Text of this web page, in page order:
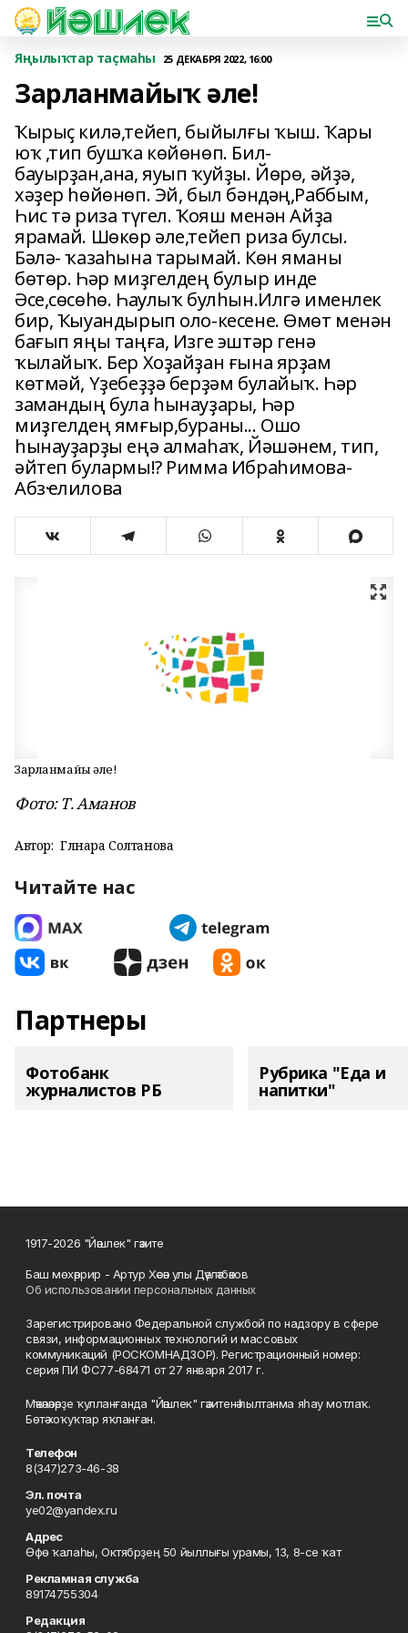
Яңылыҡтар таҫмаһы 25 ДЕКАБРЯ 2022, 16:00
Зарланмайыҡ әле!
Ҡырыҫ килә,тейеп, быйылғы ҡыш. Ҡары
юҡ ,тип бушҡа көйөнөп. Бил-
бауырҙан,ана, яуып ҡуйҙы. Йөрө, әйҙә,
хәҙер һөйөнөп. Эй, был бәндәң,Раббым,
Һис тә риза түгел. Ҡояш менән Айҙа
ярамай. Шөкөр әле,тейеп риза булсы.
Бәлә- ҡазаһына тарымай. Көн яманы
бөтөр. Һәр миҙгелдең булыр инде
Әсе,сөсөһө. Һаулыҡ булһын.Илгә именлек
бир, Ҡыуандырып оло-кесене. Өмөт менән
бағып яңы таңға, Изге эштәр генә
ҡылайыҡ. Бер Хоҙайҙан ғына ярҙам
көтмәй, Үҙебеҙҙә берҙәм булайыҡ. Һәр
замандың була һынауҙары, Һәр
миҙгелдең ямғыр,бураны... Ошо
һынауҙарҙы еңә алмаһаҡ, Йәшәнем, тип,
әйтеп булармы!? Римма Ибраһимова-
Абзҽлилова
Зарланмайыҡ әле!
Фото: Т. Аманов
Автор: Гөлнара Солтанова
Читайте нас
Партнеры
Фотобанк
журналистов РБ
Рубрика "Еда и
напитки"
1917-2026 "Йәшлек" гәзите
Баш мөхәррир - Артур Хәсән улы Дәүләтбәков
Об использовании персональных данных
Зарегистрировано Федеральной службой по надзору в сфере
связи, информационных технологий и массовых
коммуникаций (РОСКОМНАДЗОР). Регистрационный номер:
серия ПИ ФС77-68471 от 27 января 2017 г.
Мәҡәләләрҙе ҡулланғанда "Йәшлек" гәзитенә һылтанма яһау мотлаҡ.
Бөтә хоҡуҡтар яҡланған.
Телефон
8(347)273-46-38
Эл. почта
ye02@yandex.ru
Адрес
Өфө ҡалаһы, Октябрҙең 50 йыллығы урамы, 13, 8-се ҡат
Рекламная служба
89174755304
Редакция